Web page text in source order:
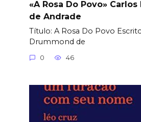
«A Rosa Do Povo»
de Andrade
Título: A Rosa Do Povo
Drummond de
0 46